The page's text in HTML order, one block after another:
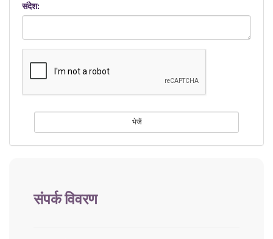
संदेश:
भेजें
संपर्क विवरण